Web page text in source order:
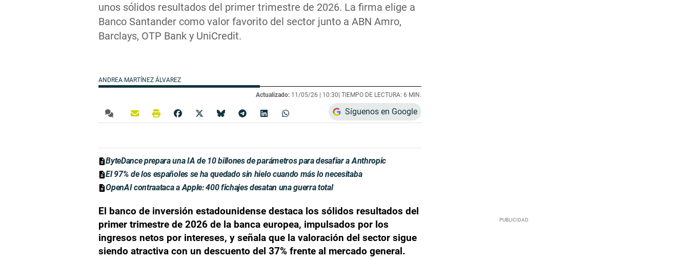
unos sólidos resultados del primer trimestre de 2026. La firma elige a
Banco Santander como valor favorito del sector junto a ABN Amro,
Barclays, OTP Bank y UniCredit.
ANDREA MARTÍNEZ ÁLVAREZ
Actualizado: 11/05/26 | 10:30 | TIEMPO DE LECTURA: 6 MIN.
Síguenos en Google
ByteDance prepara una IA de 10 billones de parámetros para desafiar a Anthropic
El 97% de los españoles se ha quedado sin hielo cuando más lo necesitaba
OpenAI contraataca a Apple: 400 fichajes desatan una guerra total
El banco de inversión estadounidense destaca los sólidos resultados del
primer trimestre de 2026 de la banca europea, impulsados por los
ingresos netos por intereses, y señala que la valoración del sector sigue
siendo atractiva con un descuento del 37% frente al mercado general.